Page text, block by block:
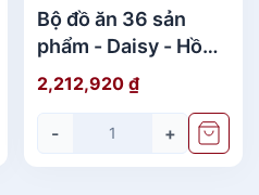
Bộ đồ ăn 36 sản
phẩm - Daisy - Hồng
Mai
2,212,920 ₫
- +